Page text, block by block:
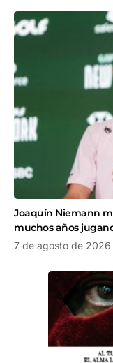
Joaquín Niemann
muchos años
7 de agosto de 2026